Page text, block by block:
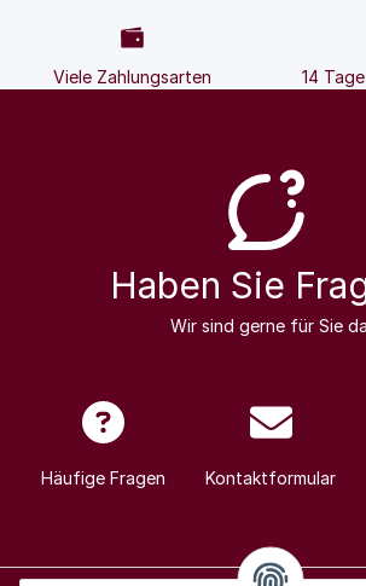
Viele Zahlungsarten 14
Haben Sie
Wir sind gerne für Sie
Häufige Fragen Kontaktformular